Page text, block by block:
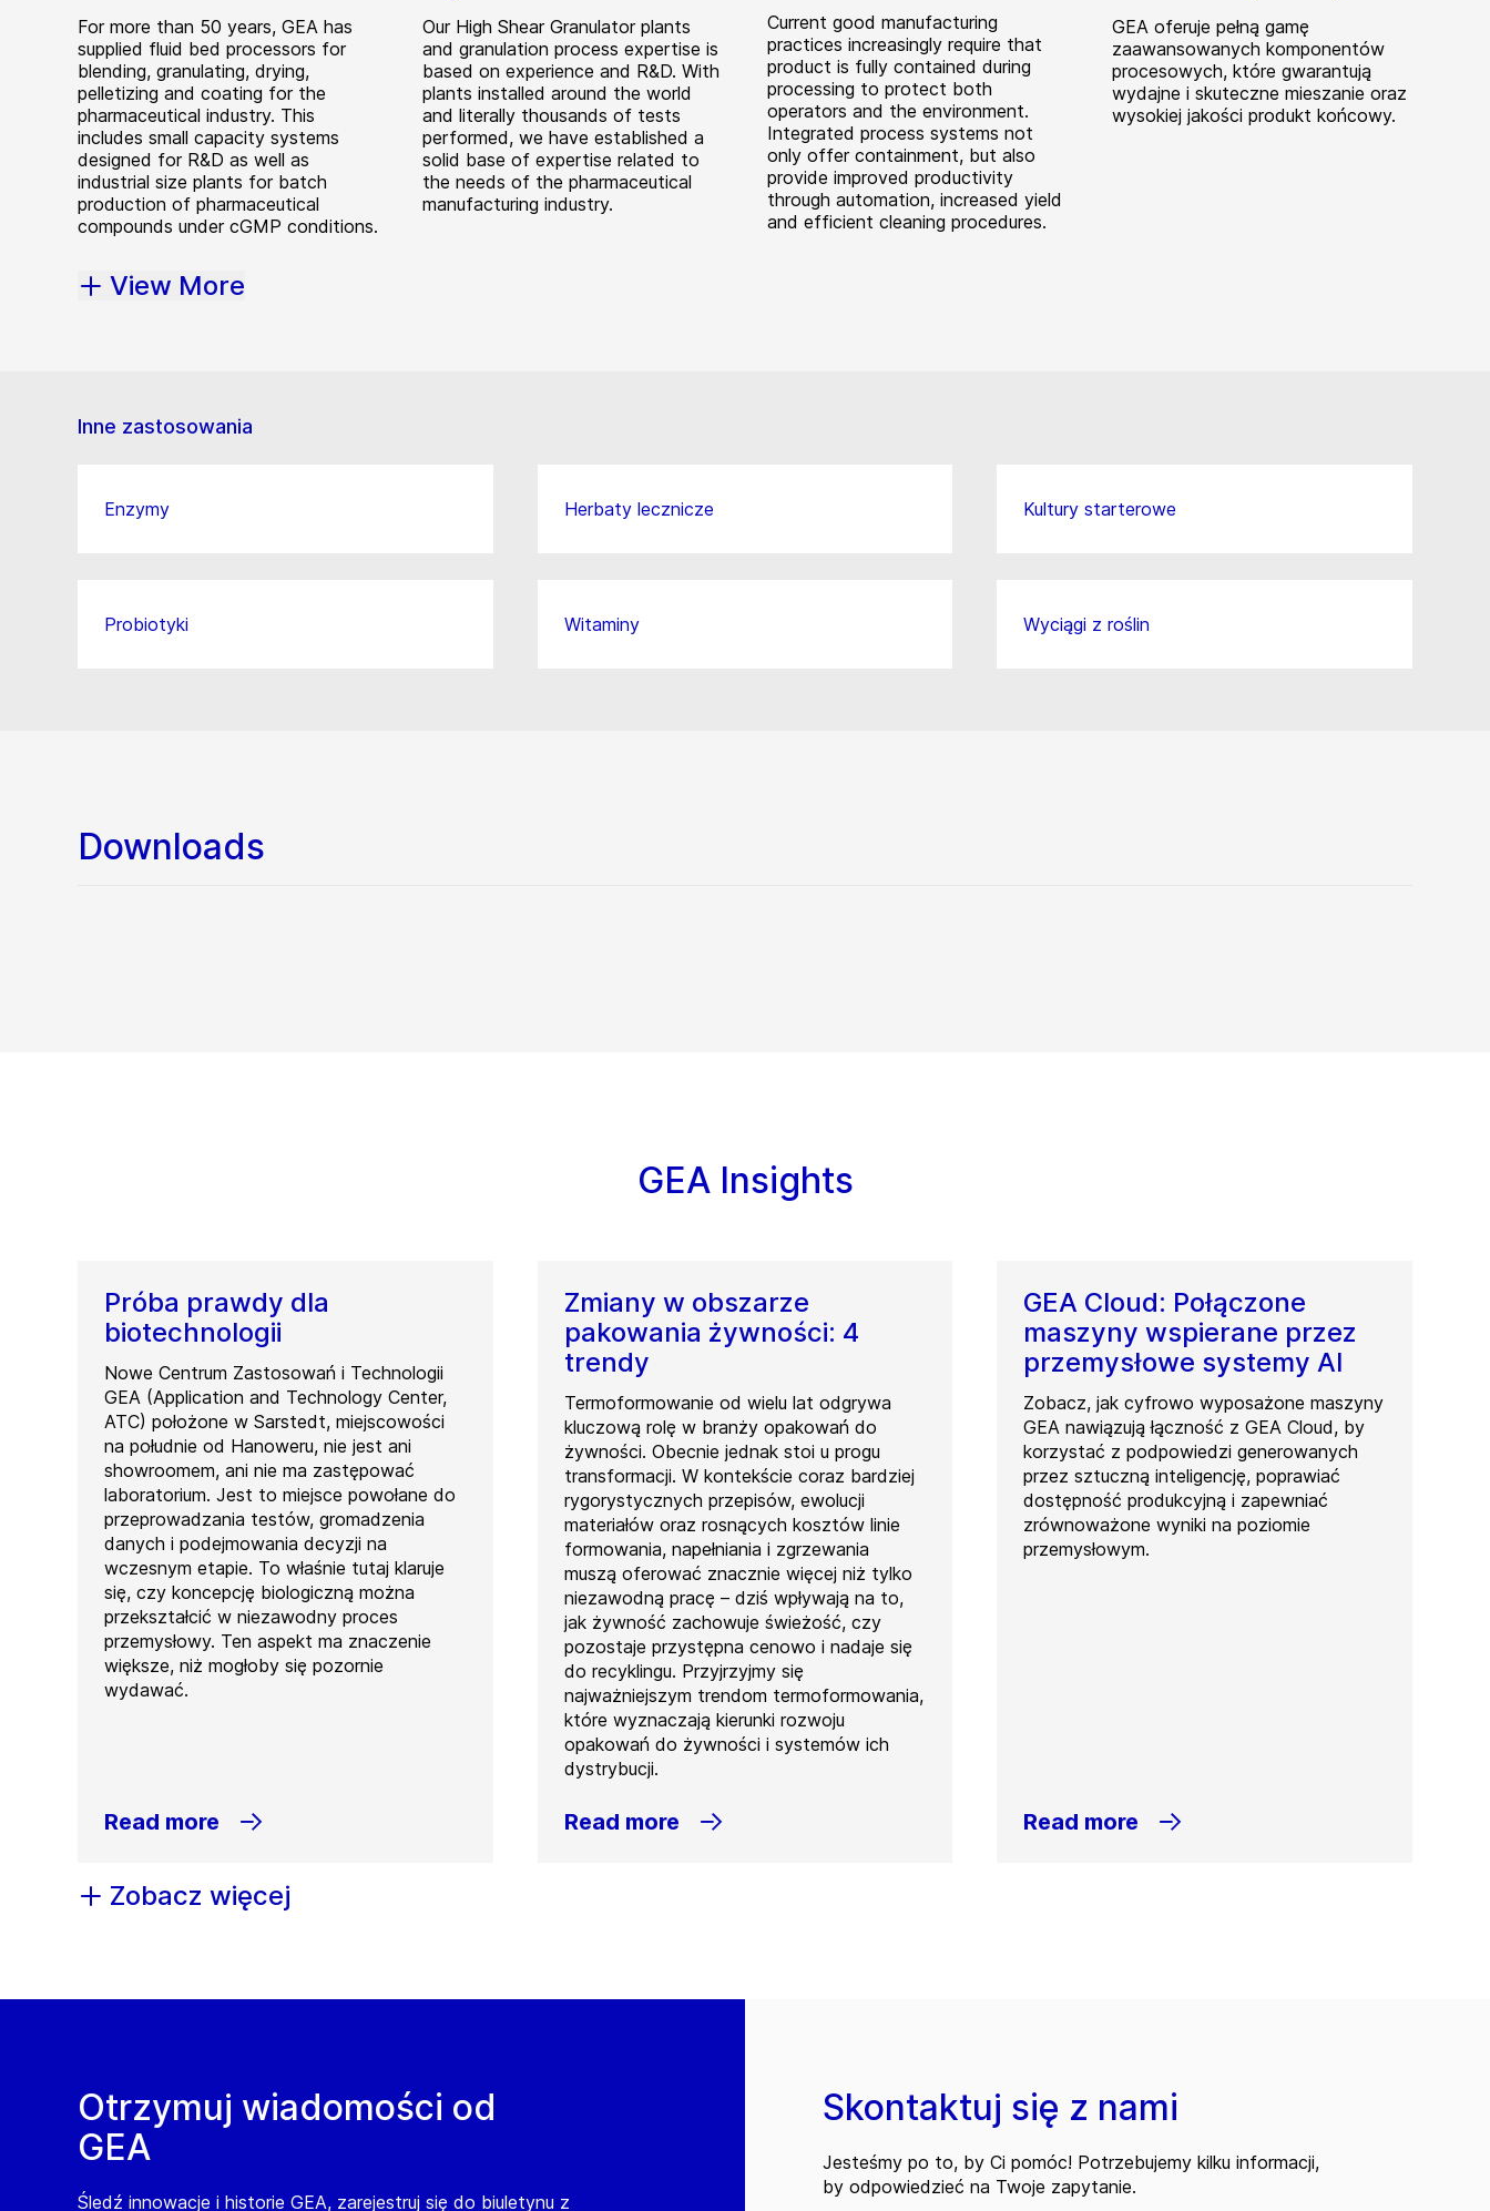
For more than 50 years, GEA has
supplied fluid bed processors for
blending, granulating, drying,
pelletizing and coating for the
pharmaceutical industry. This
includes small capacity systems
designed for R&D as well as
industrial size plants for batch
production of pharmaceutical
compounds under cGMP conditions.
Our High Shear Granulator plants
and granulation process expertise is
based on experience and R&D. With
plants installed around the world
and literally thousands of tests
performed, we have established a
solid base of expertise related to
the needs of the pharmaceutical
manufacturing industry.
Current good manufacturing
practices increasingly require that
product is fully contained during
processing to protect both
operators and the environment.
Integrated process systems not
only offer containment, but also
provide improved productivity
through automation, increased yield
and efficient cleaning procedures.
GEA oferuje pełną gamę
zaawansowanych komponentów
procesowych, które gwarantują
wydajne i skuteczne mieszanie oraz
wysokiej jakości produkt końcowy.
View More
Inne zastosowania
Enzymy Herbaty lecznicze Kultury starterowe
Probiotyki Witaminy Wyciągi z roślin
Downloads
GEA Insights
Próba prawdy dla
biotechnologii
Nowe Centrum Zastosowań i Technologii
GEA (Application and Technology Center,
ATC) położone w Sarstedt, miejscowości
na południe od Hanoweru, nie jest ani
showroomem, ani nie ma zastępować
laboratorium. Jest to miejsce powołane do
przeprowadzania testów, gromadzenia
danych i podejmowania decyzji na
wczesnym etapie. To właśnie tutaj klaruje
się, czy koncepcję biologiczną można
przekształcić w niezawodny proces
przemysłowy. Ten aspekt ma znaczenie
większe, niż mogłoby się pozornie
wydawać.
Read more
Zmiany w obszarze
pakowania żywności: 4
trendy
Termoformowanie od wielu lat odgrywa
kluczową rolę w branży opakowań do
żywności. Obecnie jednak stoi u progu
transformacji. W kontekście coraz bardziej
rygorystycznych przepisów, ewolucji
materiałów oraz rosnących kosztów linie
formowania, napełniania i zgrzewania
muszą oferować znacznie więcej niż tylko
niezawodną pracę – dziś wpływają na to,
jak żywność zachowuje świeżość, czy
pozostaje przystępna cenowo i nadaje się
do recyklingu. Przyjrzyjmy się
najważniejszym trendom termoformowania,
które wyznaczają kierunki rozwoju
opakowań do żywności i systemów ich
dystrybucji.
Read more
GEA Cloud: Połączone
maszyny wspierane przez
przemysłowe systemy AI
Zobacz, jak cyfrowo wyposażone maszyny
GEA nawiązują łączność z GEA Cloud, by
korzystać z podpowiedzi generowanych
przez sztuczną inteligencję, poprawiać
dostępność produkcyjną i zapewniać
zrównoważone wyniki na poziomie
przemysłowym.
Read more
Zobacz więcej
Otrzymuj wiadomości od
GEA
Śledź innowacje i historie GEA, zarejestruj się do biuletynu z
Skontaktuj się z nami
Jesteśmy po to, by Ci pomóc! Potrzebujemy kilku informacji,
by odpowiedzieć na Twoje zapytanie.